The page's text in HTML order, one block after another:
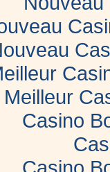
Meilleur
Casino
Casino